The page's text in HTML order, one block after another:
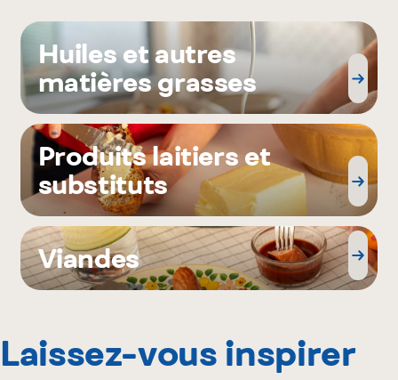
Huiles et autres
matières grasses
Produits laitiers et
substituts
Viandes
Laissez-vous inspirer